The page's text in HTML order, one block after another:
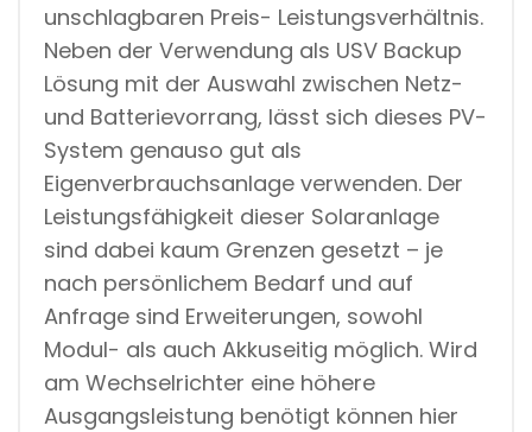
unschlagbaren Preis- Leistungsverhältnis.
Neben der Verwendung als USV Backup
Lösung mit der Auswahl zwischen Netz-
und Batterievorrang, lässt sich dieses PV-
System genauso gut als
Eigenverbrauchsanlage verwenden. Der
Leistungsfähigkeit dieser Solaranlage
sind dabei kaum Grenzen gesetzt – je
nach persönlichem Bedarf und auf
Anfrage sind Erweiterungen, sowohl
Modul- als auch Akkuseitig möglich. Wird
am Wechselrichter eine höhere
Ausgangsleistung benötigt können hier